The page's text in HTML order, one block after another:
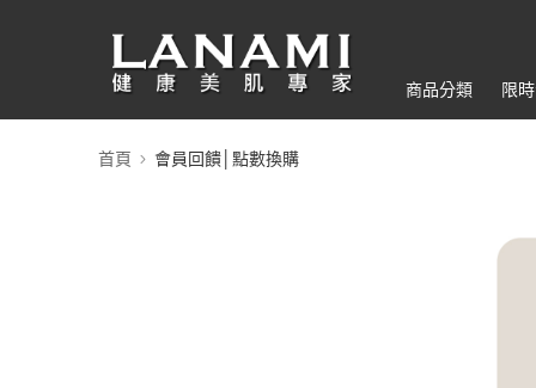
商品分類 限
首頁 會員回饋│點數換購